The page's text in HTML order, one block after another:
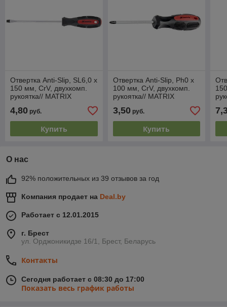
Отвертка Anti-Slip, SL6,0 х
150 мм, CrV, двухкомп.
рукоятка// MATRIX
4,80 руб.
Купить
Отвертка Anti-Slip, Ph0 х
100 мм, CrV, двухкомп.
рукоятка// MATRIX
3,50руб.
Купить
О нас
92% положительных из 39 отзывов за год
Компания продает на Deal.by
Работает с 12.01.2015
г. Брест
ул. Орджоникидзе 16/1, Брест, Беларусь
Контакты
Сегодня работает с 08:30 до 17:00
Показать весь график работы